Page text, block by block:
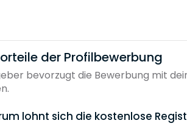
der Profilbewerbung
bevorzugt die Bewerbung mit
lohnt sich die kostenlose